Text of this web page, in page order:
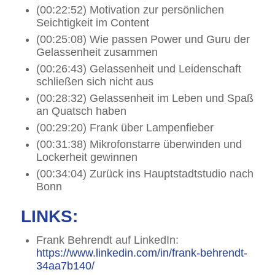
(00:22:52) Motivation zur persönlichen
Seichtigkeit im Content
(00:25:08) Wie passen Power und Guru der
Gelassenheit zusammen
(00:26:43) Gelassenheit und Leidenschaft
schließen sich nicht aus
(00:28:32) Gelassenheit im Leben und Spaß
an Quatsch haben
(00:29:20) Frank über Lampenfieber
(00:31:38) Mikrofonstarre überwinden und
Lockerheit gewinnen
(00:34:04) Zurück ins Hauptstadtstudio nach
Bonn
LINKS:
Frank Behrendt auf LinkedIn:
https://www.linkedin.com/in/frank-behrendt-
34aa7b140/